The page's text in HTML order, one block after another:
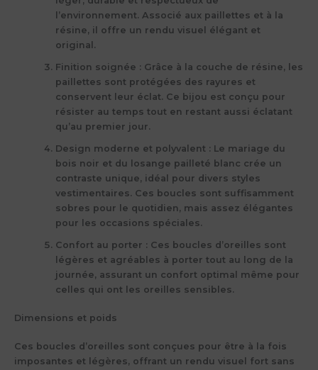
l’environnement. Associé aux paillettes et à la
résine, il offre un rendu visuel élégant et
original.
Finition soignée : Grâce à la couche de résine, les
paillettes sont protégées des rayures et
conservent leur éclat. Ce bijou est conçu pour
résister au temps tout en restant aussi éclatant
qu’au premier jour.
Design moderne et polyvalent : Le mariage du
bois noir et du losange pailleté blanc crée un
contraste unique, idéal pour divers styles
vestimentaires. Ces boucles sont suffisamment
sobres pour le quotidien, mais assez élégantes
pour les occasions spéciales.
Confort au porter : Ces boucles d’oreilles sont
légères et agréables à porter tout au long de la
journée, assurant un confort optimal même pour
celles qui ont les oreilles sensibles.
Dimensions et poids
Ces boucles d’oreilles sont conçues pour être à la fois
imposantes et légères, offrant un rendu visuel fort sans